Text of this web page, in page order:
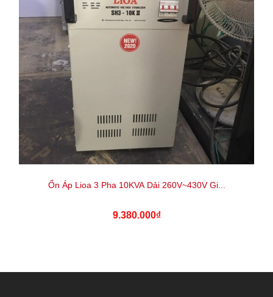
Ổn Áp Lioa 3 Pha 10KVA Dải 260V~430V Gi...
9.380.000₫